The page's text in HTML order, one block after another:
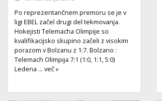
Po reprezentančnem premoru se je v
ligi EBEL začel drugi del tekmovanja.
Hokejisti Telemacha Olimpije so
kvalifikacijsko skupino začeli z visokim
porazom v Bolzanu z 1:7. Bolzano :
Telemach Olimpija 7:1 (1:0, 1:1, 5:0)
Ledena ... več »